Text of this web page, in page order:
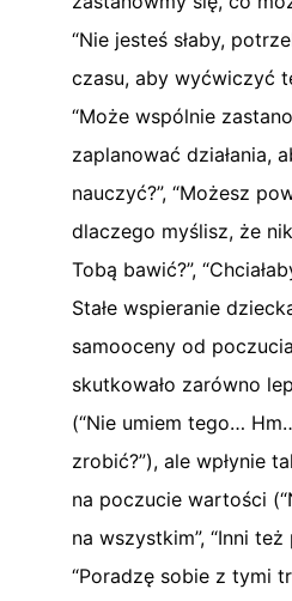
“Nie jesteś słaby,
czasu, aby wyćwiczyć
“Może wspólnie
zaplanować działania,
nauczyć?”, “Możesz
dlaczego myślisz, że
Tobą bawić?”,
Stałe wspieranie
samooceny od
skutkowało zarówno
(“Nie umiem tego…
zrobić?”), ale wpłynie
na poczucie wartości
na wszystkim”, “Inni też
“Poradzę sobie z tymi